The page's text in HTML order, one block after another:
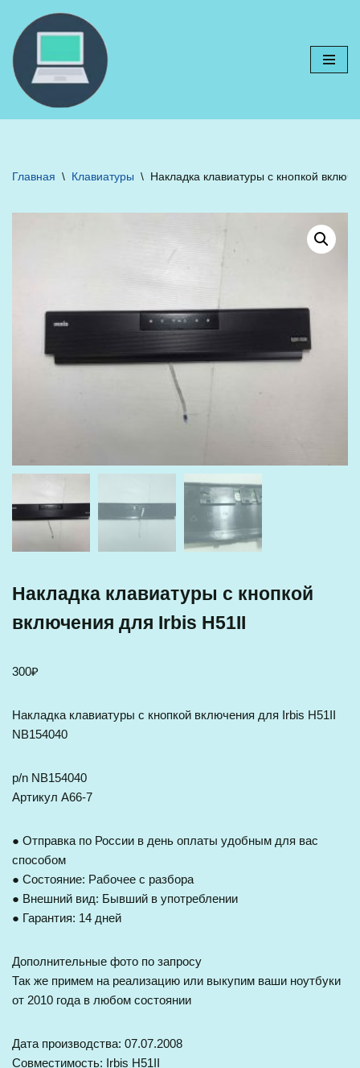
Перейти
к
содержимому
Главная \ Клавиатуры \ Накладка клавиатуры с кнопкой
Накладка клавиатуры с кнопкой
включения для Irbis H51II
300₽
Накладка клавиатуры с кнопкой включения для Irbis H51II
NB154040
p/n NB154040
Артикул A66-7
● Отправка по России в день оплаты удобным для вас
способом
● Состояние: Рабочее с разбора
● Внешний вид: Бывший в употреблении
● Гарантия: 14 дней
Дополнительные фото по запросу
Так же примем на реализацию или выкупим ваши ноутбуки
от 2010 года в любом состоянии
Дата производства: 07.07.2008
Совместимость: Irbis H51II